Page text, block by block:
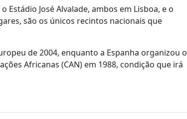
Estádio José Alvalade, ambos em Lisboa, e o
são os únicos recintos nacionais que
de 2004, enquanto a Espanha organizou o
Africanas (CAN) em 1988, condição que irá